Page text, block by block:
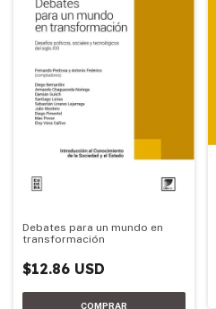
Debates para un mundo en
transformación
$12.86 USD